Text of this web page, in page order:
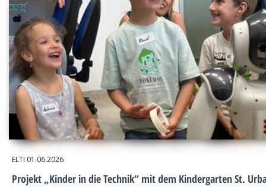
ELTI 01.06.2026
Projekt „Kinder in die Technik“ mit dem Kindergarten St.